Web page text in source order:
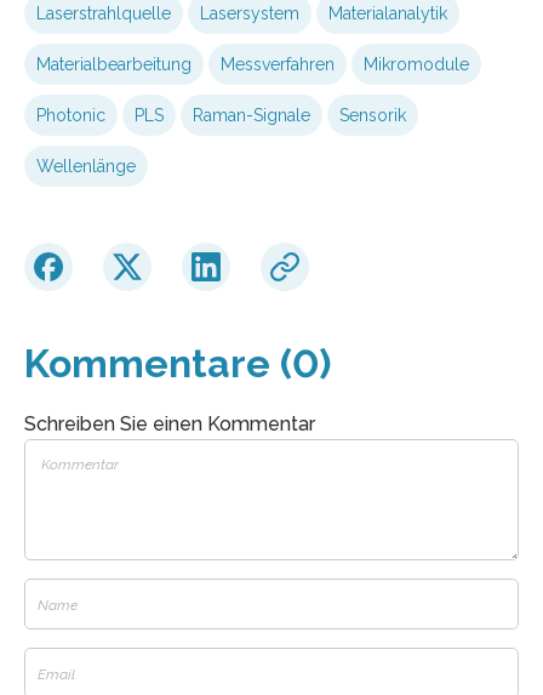
Laserstrahlquelle Lasersystem Materialanalytik
Materialbearbeitung Messverfahren Mikromodule
Photonic PLS Raman-Signale Sensorik
Wellenlänge
Kommentare (0)
Schreiben Sie einen Kommentar